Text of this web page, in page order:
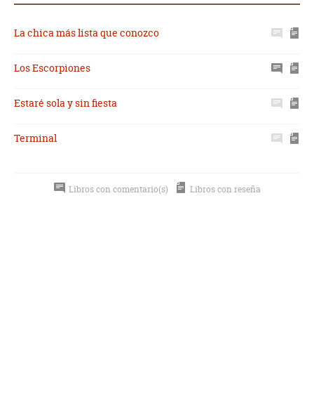
La chica más lista que conozco
Los Escorpiones
Estaré sola y sin fiesta
Terminal
Libros con comentario(s) Libros con reseña